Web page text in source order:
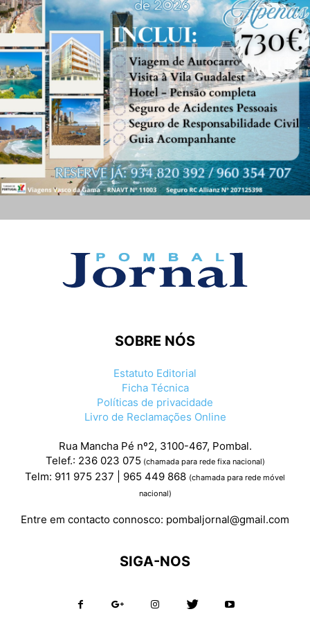
SOBRE NÓS
Estatuto Editorial
Ficha Técnica
Políticas de privacidade
Livro de Reclamações Online
Rua Mancha Pé nº2, 3100-467, Pombal.
Telef.: 236 023 075 (chamada para rede fixa nacional)
Telm: 911 975 237 | 965 449 868 (chamada para rede móvel
nacional)
Entre em contacto connosco: pombaljornal@gmail.com
SIGA-NOS